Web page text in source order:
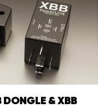
DONGLE & XBB